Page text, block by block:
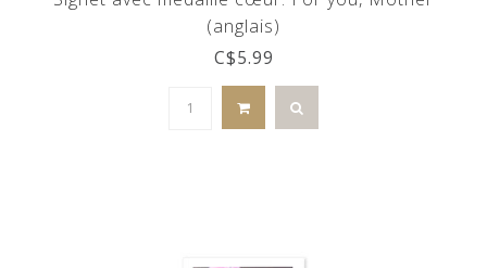
(anglais)
C$5.99